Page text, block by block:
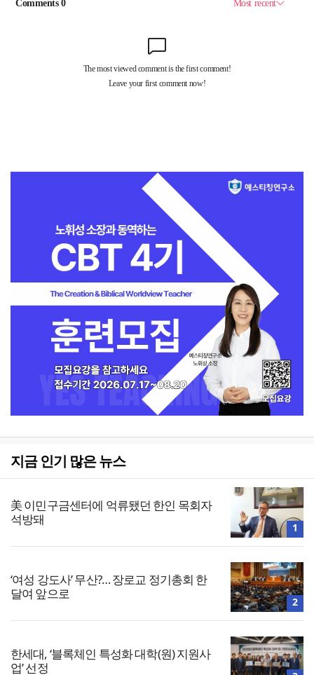
지금 인기 많은 뉴스
美 이민구금센터에 억류됐던 한인 목회자
석방돼
1
‘여성 강도사’ 무산?… 장로교 정기총회 한
달여 앞으로
2
한세대, ‘블록체인 특성화 대학(원) 지원사
업’ 선정